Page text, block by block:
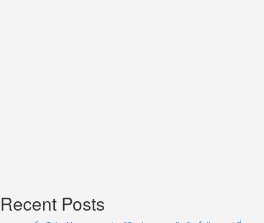
Recent Posts